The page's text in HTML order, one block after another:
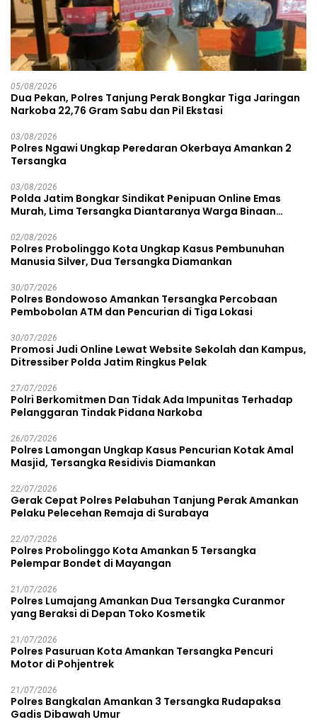
05/08/2026
Dua Pekan, Polres Tanjung Perak Bongkar Tiga Jaringan
Narkoba 22,76 Gram Sabu dan Pil Ekstasi
03/08/2026
Polres Ngawi Ungkap Peredaran Okerbaya Amankan 2
Tersangka
03/08/2026
Polda Jatim Bongkar Sindikat Penipuan Online Emas
Murah, Lima Tersangka Diantaranya Warga Binaan
02/08/2026
Polres Probolinggo Kota Ungkap Kasus Pembunuhan
Manusia Silver, Dua Tersangka Diamankan
30/07/2026
Polres Bondowoso Amankan Tersangka Percobaan
Pembobolan ATM dan Pencurian di Tiga Lokasi
30/07/2026
Promosi Judi Online Lewat Website Sekolah dan Kampus,
Ditressiber Polda Jatim Ringkus Pelak
27/07/2026
Polri Berkomitmen Dan Tidak Ada Impunitas Terhadap
Pelanggaran Tindak Pidana Narkoba
26/07/2026
Polres Lamongan Ungkap Kasus Pencurian Kotak Amal
Masjid, Tersangka Residivis Diamankan
22/07/2026
Gerak Cepat Polres Pelabuhan Tanjung Perak Amankan
Pelaku Pelecehan Remaja di Surabaya
22/07/2026
Polres Probolinggo Kota Amankan 5 Tersangka
Pelempar Bondet di Mayangan
21/07/2026
Polres Lumajang Amankan Dua Tersangka Curanmor
yang Beraksi di Depan Toko Kosmetik
21/07/2026
Polres Pasuruan Kota Amankan Tersangka Pencuri
Motor di Pohjentrek
21/07/2026
Polres Bangkalan Amankan 3 Tersangka Rudapaksa
Gadis Dibawah Umur